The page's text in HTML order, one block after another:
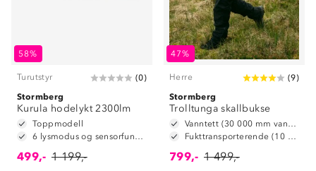
58%
Turutstyr (0)
Stormberg
Kurula hodelykt 2300lm
Toppmodell
6 lysmodus og sensorfunksjon
499,- 1 199,-
47%
Herre (9)
Stormberg
Trolltunga skallbukse
Vanntett (30 000 mm vannsøyle)
Fukttransporterende (10 000 g/m2/24t)
799,- 1 499,-